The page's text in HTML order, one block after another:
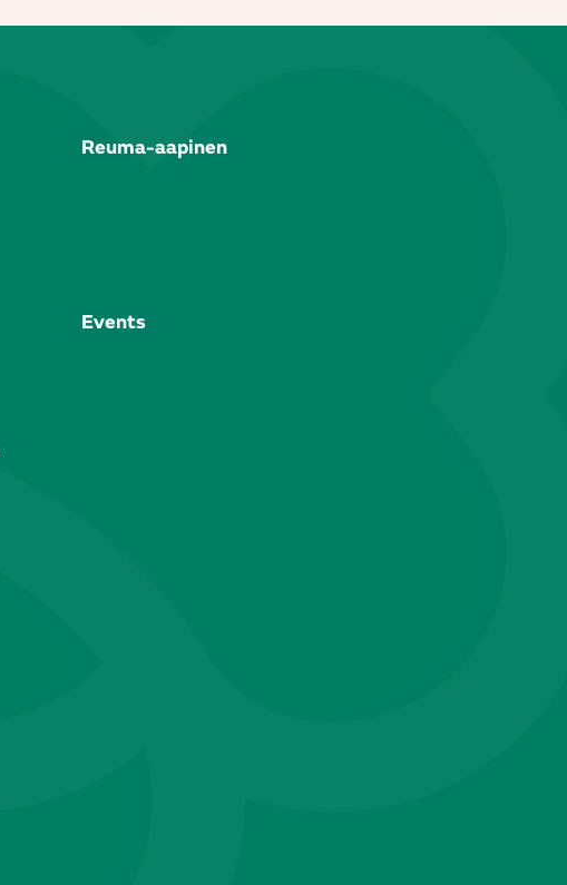
Reuma-aapinen
Events